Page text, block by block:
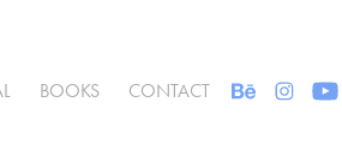
BOOKS CONTACT